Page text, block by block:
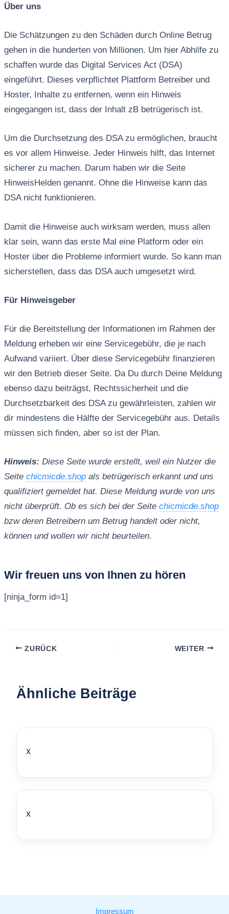
Über uns
Die Schätzungen zu den Schäden durch Online Betrug
gehen in die hunderten von Millionen. Um hier Abhilfe zu
schaffen wurde das Digital Services Act (DSA)
eingeführt. Dieses verpflichtet Plattform Betreiber und
Hoster, Inhalte zu entfernen, wenn ein Hinweis
eingegangen ist, dass der Inhalt zB betrügerisch ist.
Um die Durchsetzung des DSA zu ermöglichen, braucht
es vor allem Hinweise. Jeder Hinweis hilft, das Internet
sicherer zu machen. Darum haben wir die Seite
HinweisHelden genannt. Ohne die Hinweise kann das
DSA nicht funktionieren.
Damit die Hinweise auch wirksam werden, muss allen
klar sein, wann das erste Mal eine Platform oder ein
Hoster über die Probleme informiert wurde. So kann man
sicherstellen, dass das DSA auch umgesetzt wird.
Für Hinweisgeber
Für die Bereitstellung der Informationen im Rahmen der
Meldung erheben wir eine Servicegebühr, die je nach
Aufwand variiert. Über diese Servicegebühr finanzieren
wir den Betrieb dieser Seite. Da Du durch Deine Meldung
ebenso dazu beiträgst, Rechtssicherheit und die
Durchsetzbarkeit des DSA zu gewährleisten, zahlen wir
dir mindestens die Hälfte der Servicegebühr aus. Details
müssen sich finden, aber so ist der Plan.
Hinweis: Diese Seite wurde erstellt, weil ein Nutzer die
Seite chicmicde.shopals betrügerisch erkannt und uns
qualifiziert gemeldet hat. Diese Meldung wurde von uns
nicht überprüft. Ob es sich bei der Seite chicmicde.shop
bzw deren Betreibern um Betrug handelt oder nicht,
können und wollen wir nicht beurteilen.
Wir freuen uns von Ihnen zu hören
[ninja_form id=1]
ZURÜCK WEITER
Ähnliche Beiträge
x
x
Impressum